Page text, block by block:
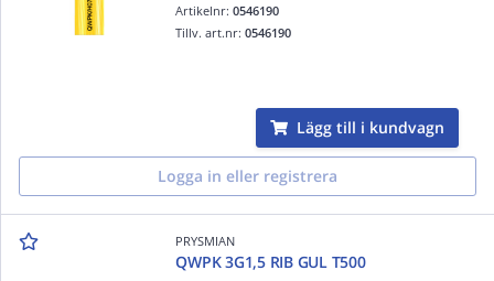
Artikelnr:0546190
Tillv. art.nr:0546190
Lägg till i kundvagn
Logga in eller registrera
PRYSMIAN
QWPK 3G1,5 RIB GUL T500